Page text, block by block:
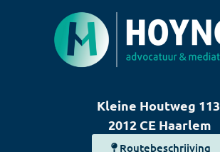
Kleine Houtweg 113
2012 CE Haarlem
Routebeschrijving